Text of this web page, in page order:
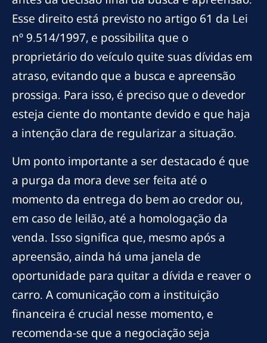
Esse direito está previsto no artigo 61 da Lei
nº 9.514/1997, e possibilita que o
proprietário do veículo quite suas dívidas em
atraso, evitando que a busca e apreensão
prossiga. Para isso, é preciso que o devedor
esteja ciente do montante devido e que haja
a intenção clara de regularizar a situação.
Um ponto importante a ser destacado é que
a purga da mora deve ser feita até o
momento da entrega do bem ao credor ou,
em caso de leilão, até a homologação da
venda. Isso significa que, mesmo após a
apreensão, ainda há uma janela de
oportunidade para quitar a dívida e reaver o
carro. A comunicação com a instituição
financeira é crucial nesse momento, e
recomenda-se que a negociação seja